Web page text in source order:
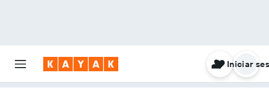
Iniciar